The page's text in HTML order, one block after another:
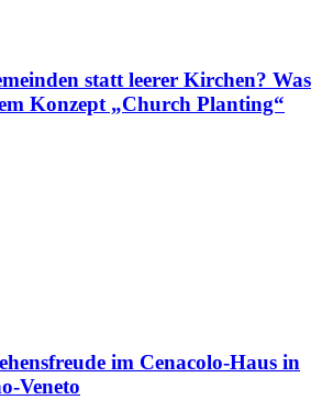
statt leerer Kirchen? Was
Konzept „Church Planting“
im Cenacolo-Haus in
Veneto